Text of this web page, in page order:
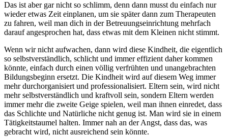
Das ist aber gar nicht so schlimm, denn dann musst du einfach nur
wieder etwas Zeit einplanen, um sie später dann zum Therapeuten
zu fahren, weil man dich in der Betreuungseinrichtung mehrfach
darauf angesprochen hat, dass etwas mit dem Kleinen nicht stimmt.
Wenn wir nicht aufwachen, dann wird diese Kindheit, die eigentlich
so selbstverständlich, schlicht und immer effizient daher kommen
könnte, einfach durch einen völlig verfrühten und unangebrachten
Bildungsbeginn ersetzt. Die Kindheit wird auf diesem Weg immer
mehr durchorganisiert und professionalisiert. Eltern sein, wird nicht
mehr selbstverständlich und kraftvoll sein, sondern Eltern werden
immer mehr die zweite Geige spielen, weil man ihnen einredet, dass
das Schlichte und Natürliche nicht genug ist. Man wird sie in einem
Tätigkeitstaumel halten. Immer nah an der Angst, dass das, was
gebracht wird, nicht ausreichend sein könnte.